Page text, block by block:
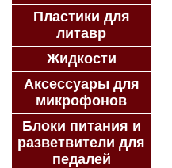
Пластики для
литавр
Жидкости
Аксессуары для
микрофонов
Блоки питания и
разветвители для
педалей